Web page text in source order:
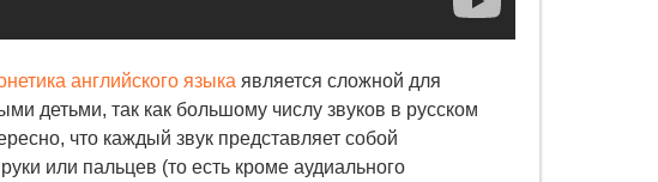
английского языка является сложной для
детьми, так как большому числу звуков в русском
что каждый звук представляет собой
или пальцев (то есть кроме аудиального